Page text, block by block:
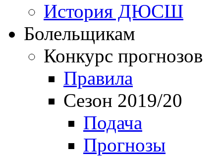
История ДЮСШ
Болельщикам
Конкурс прогнозов
Правила
Сезон 2019/20
Подача
Прогнозы